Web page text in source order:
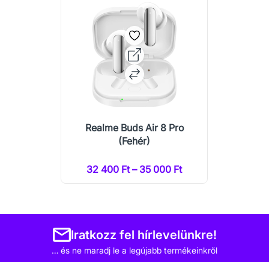
Realme Buds Air 8 Pro
(Fehér)
32 400 Ft – 35 000 Ft
Iratkozz fel hírlevelünkre!
… és ne maradj le a legújabb termékeinkről